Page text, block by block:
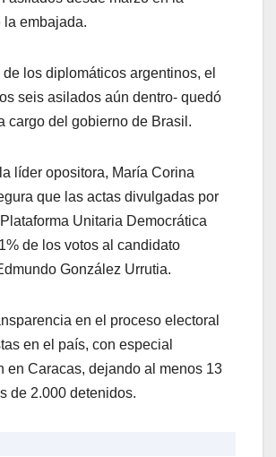
la embajada.
los diplomáticos argentinos, el
seis asilados aún dentro- quedó
cargo del gobierno de Brasil.
líder opositora, María Corina
que las actas divulgadas por
Unitaria Democrática
de los votos al candidato
González Urrutia.
en el proceso electoral
en el país, con especial
en Caracas, dejando al menos 13
de 2.000 detenidos.